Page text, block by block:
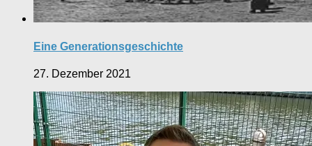
Eine Generationsgeschichte
27. Dezember 2021